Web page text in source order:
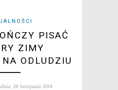
PISAĆ
ZIMY
ODLUDZIU
28 listopada 2018